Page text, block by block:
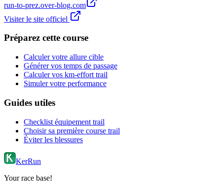
run-to-prez.over-blog.com
Visiter le site officiel
Préparez cette course
Calculer votre allure cible
Générer vos temps de passage
Calculer vos km-effort trail
Simuler votre performance
Guides utiles
Checklist équipement trail
Choisir sa première course trail
Éviter les blessures
KerRun
Your race base!